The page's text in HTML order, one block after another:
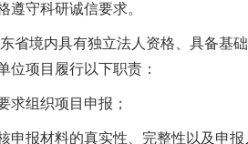
遵守科研诚信要求。
省境内具有独立法人资格、具备基
位项目履行以下职责：
求组织项目申报；
申报材料的真实性、完整性以及申